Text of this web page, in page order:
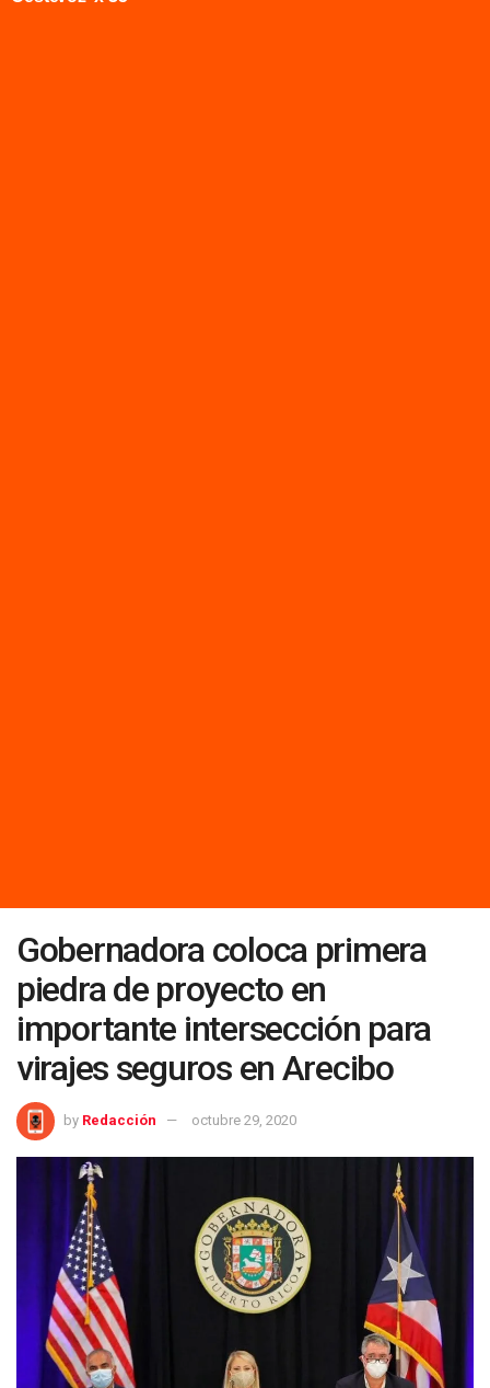
Gobernadora coloca primera
piedra de proyecto en
importante intersección para
virajes seguros en Arecibo
by Redacción octubre 29, 2020